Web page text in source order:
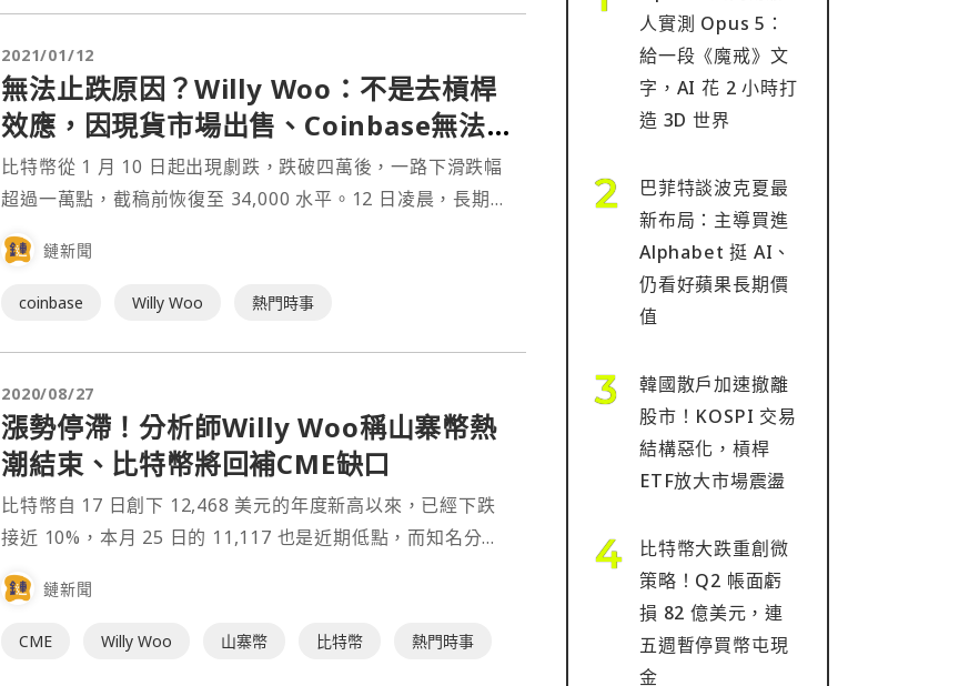
2021/01/12
無法止跌原因？Willy Woo：不是去槓桿
效應，因現貨市場出售、Coinbase無法
處理買單
比特幣從 1 月 10 日起出現劇跌，跌破四萬後，一路下滑跌幅
超過一萬點，截稿前恢復至 34,000 水平。12 日凌晨，長期看
好比特幣的知名分析師 Willy Woo 表示，他認為原因主要來
自於現貨市場的出售，以及 Coinbase 的故障問題。⋯
鏈新聞
coinbase Willy Woo 熱門時事
2020/08/27
漲勢停滯！分析師Willy Woo稱山寨幣熱
潮結束、比特幣將回補CME缺口
比特幣自 17 日創下 12,468 美元的年度新高以來，已經下跌
接近 10%，本月 25 日的 11,117 也是近期低點，而知名分析
師 Willy Woo 卻在兩週前就預告了回撤風險，認為山寨幣季
鏈新聞
CME Willy Woo 山寨幣 比特幣 熱門時事
人實測 Opus 5：
給一段《魔戒》文
字，AI 花 2 小時打
造 3D 世界
巴菲特談波克夏最
新布局：主導買進
Alphabet 挺 AI、
仍看好蘋果長期價
值
韓國散戶加速撤離
股市！KOSPI 交易
結構惡化，槓桿
ETF放大市場震盪
比特幣大跌重創微
策略！Q2 帳面虧
損 82 億美元，連
五週暫停買幣屯現
金